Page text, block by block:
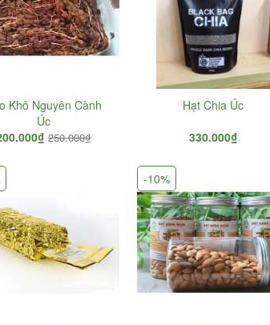
Xoài sấy dẻo
Khô Nguyên Cành
Úc
250.000₫
Hạt Chia Úc
330.000₫
-10%